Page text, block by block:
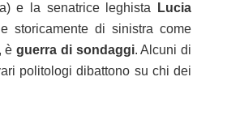
e la senatrice leghista
Lucia
storicamente di sinistra come
èguerra di sondaggi. Alcuni di
politologi dibattono su chi dei